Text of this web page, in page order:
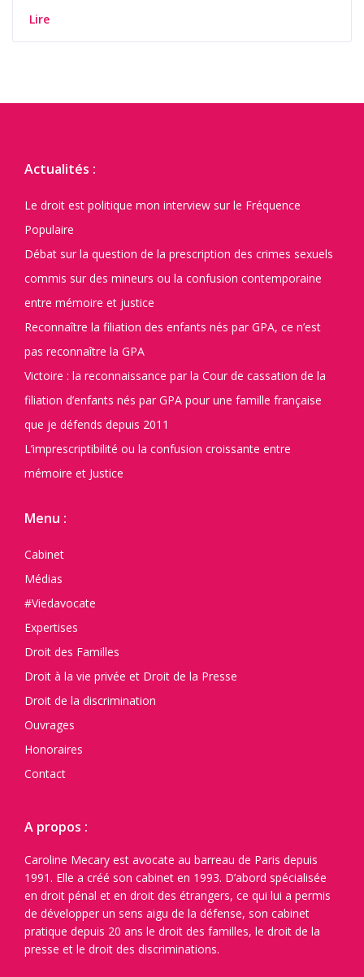
Lire
Actualités :
Le droit est politique mon interview sur le Fréquence
Populaire
Débat sur la question de la prescription des crimes sexuels
commis sur des mineurs ou la confusion contemporaine
entre mémoire et justice
Reconnaître la filiation des enfants nés par GPA, ce n’est
pas reconnaître la GPA
Victoire : la reconnaissance par la Cour de cassation de la
filiation d’enfants nés par GPA pour une famille française
que je défends depuis 2011
L’imprescriptibilité ou la confusion croissante entre
mémoire et Justice
Menu :
Cabinet
Médias
#Viedavocate
Expertises
Droit des Familles
Droit à la vie privée et Droit de la Presse
Droit de la discrimination
Ouvrages
Honoraires
Contact
A propos :
Caroline Mecary est avocate au barreau de Paris depuis
1991. Elle a créé son cabinet en 1993. D’abord spécialisée
en droit pénal et en droit des étrangers, ce qui lui a permis
de développer un sens aigu de la défense, son cabinet
pratique depuis 20 ans le droit des familles, le droit de la
presse et le droit des discriminations.